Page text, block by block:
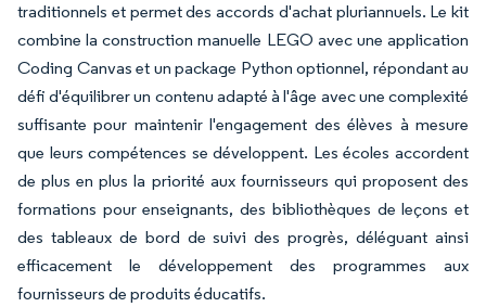
traditionnels et permet des accords d'achat pluriannuels. Le kit
combine la construction manuelle LEGO avec une application
Coding Canvas et un package Python optionnel, répondant au
défi d'équilibrer un contenu adapté à l'âge avec une complexité
suffisante pour maintenir l'engagement des élèves à mesure
que leurs compétences se développent. Les écoles accordent
de plus en plus la priorité aux fournisseurs qui proposent des
formations pour enseignants, des bibliothèques de leçons et
des tableaux de bord de suivi des progrès, déléguant ainsi
efficacement le développement des programmes aux
fournisseurs de produits éducatifs.